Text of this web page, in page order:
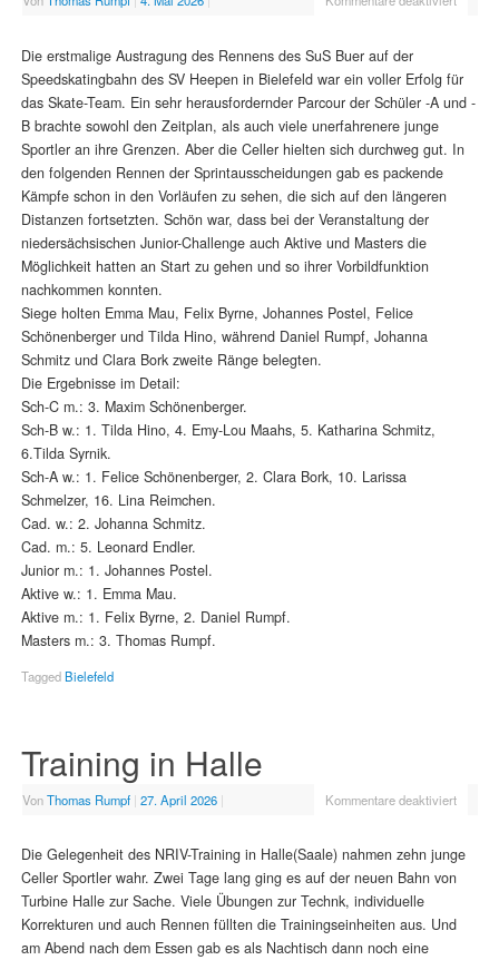
Die erstmalige Austragung des Rennens des SuS Buer auf der
Speedskatingbahn des SV Heepen in Bielefeld war ein voller Erfolg für
das Skate-Team. Ein sehr herausfordernder Parcour der Schüler -A und -
B brachte sowohl den Zeitplan, als auch viele unerfahrenere junge
Sportler an ihre Grenzen. Aber die Celler hielten sich durchweg gut. In
den folgenden Rennen der Sprintausscheidungen gab es packende
Kämpfe schon in den Vorläufen zu sehen, die sich auf den längeren
Distanzen fortsetzten. Schön war, dass bei der Veranstaltung der
niedersächsischen Junior-Challenge auch Aktive und Masters die
Möglichkeit hatten an Start zu gehen und so ihrer Vorbildfunktion
nachkommen konnten.
Siege holten Emma Mau, Felix Byrne, Johannes Postel, Felice
Schönenberger und Tilda Hino, während Daniel Rumpf, Johanna
Schmitz und Clara Bork zweite Ränge belegten.
Die Ergebnisse im Detail:
Sch-C m.: 3. Maxim Schönenberger.
Sch-B w.: 1. Tilda Hino, 4. Emy-Lou Maahs, 5. Katharina Schmitz,
6.Tilda Syrnik.
Sch-A w.: 1. Felice Schönenberger, 2. Clara Bork, 10. Larissa
Schmelzer, 16. Lina Reimchen.
Cad. w.: 2. Johanna Schmitz.
Cad. m.: 5. Leonard Endler.
Junior m.: 1. Johannes Postel.
Aktive w.: 1. Emma Mau.
Aktive m.: 1. Felix Byrne, 2. Daniel Rumpf.
Masters m.: 3. Thomas Rumpf.
TaggedBielefeld
Training in Halle
VonThomas Rumpf | 27. April 2026 | Kommentare deaktiviert
Die Gelegenheit des NRIV-Training in Halle(Saale) nahmen zehn junge
Celler Sportler wahr. Zwei Tage lang ging es auf der neuen Bahn von
Turbine Halle zur Sache. Viele Übungen zur Technk, individuelle
Korrekturen und auch Rennen füllten die Trainingseinheiten aus. Und
am Abend nach dem Essen gab es als Nachtisch dann noch eine